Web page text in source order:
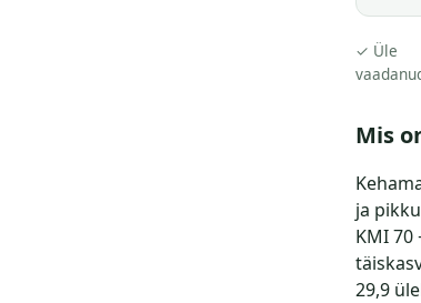
✓ Üle
Mis
ja
KMI 70
29,9